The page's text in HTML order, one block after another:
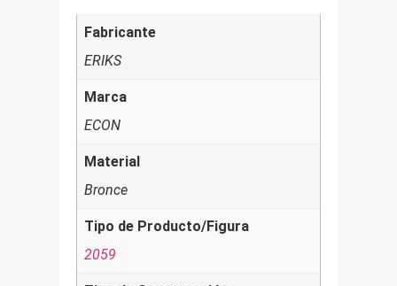
Fabricante
ERIKS
Marca
ECON
Material
Bronce
Tipo de Producto/Figura
2059